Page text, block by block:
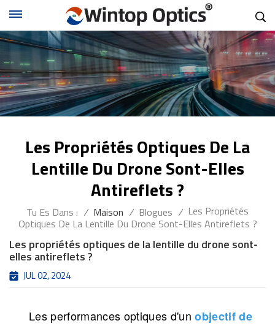
Les Propriétés Optiques De La
Lentille Du Drone Sont-Elles
Antireflets ?
Tu Es Dans : / Maison / Blogues / Les Propriétés
Optiques De La Lentille Du Drone Sont-Elles Antireflets ?
Les propriétés optiques de la lentille du drone sont-
elles antireflets ?
JUL 02, 2024
Les performances optiques d'unobjectif de